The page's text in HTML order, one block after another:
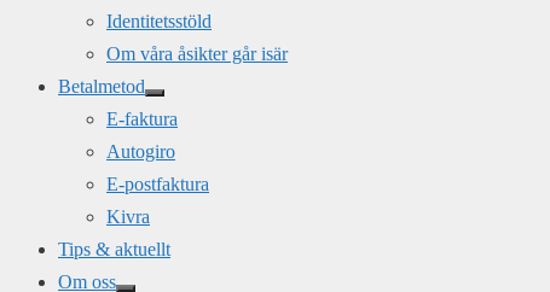
Identitetsstöld
Om våra åsikter går isär
Betalmetod
E-faktura
Autogiro
E-postfaktura
Kivra
Tips & aktuellt
Om oss